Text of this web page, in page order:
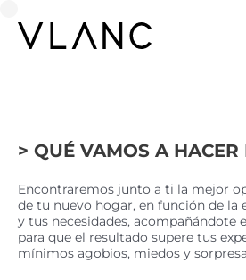
contenido
> QUÉ VAMOS A HACER
Encontraremos junto a ti la mejor
de tu nuevo hogar, en función de la
y tus necesidades, acompañándote
para que el resultado supere tus
mínimos agobios, miedos y